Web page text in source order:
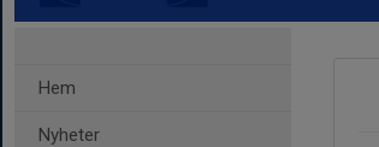
Hem
Nyheter